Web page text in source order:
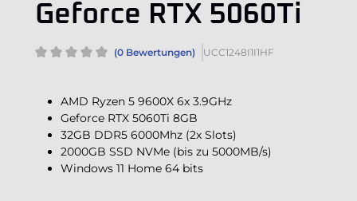
Geforce RTX 5060Ti
(0 Bewertungen) UCC1248I1I1HF
AMD Ryzen 5 9600X 6x 3.9GHz
Geforce RTX 5060Ti 8GB
32GB DDR5 6000Mhz (2x Slots)
2000GB SSD NVMe (bis zu 5000MB/s)
Windows 11 Home 64 bits